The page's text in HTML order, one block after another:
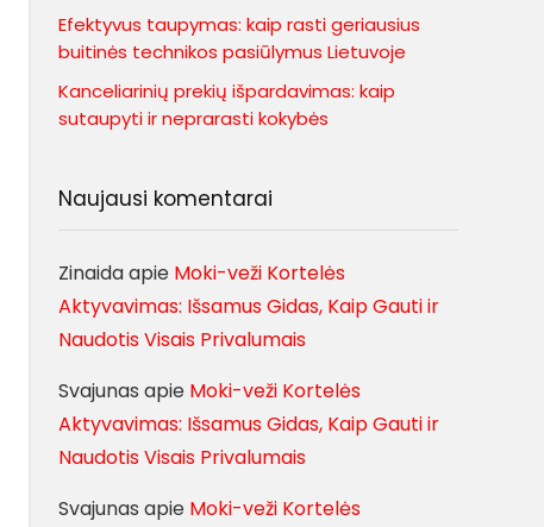
Efektyvus taupymas: kaip rasti geriausius
buitinės technikos pasiūlymus Lietuvoje
Kanceliarinių prekių išpardavimas: kaip
sutaupyti ir neprarasti kokybės
Naujausi komentarai
Zinaidaapie Moki-veži Kortelės
Aktyvavimas: Išsamus Gidas, Kaip Gauti ir
Naudotis Visais Privalumais
Svajunas apie Moki-veži Kortelės
Aktyvavimas: Išsamus Gidas, Kaip Gauti ir
Naudotis Visais Privalumais
Svajunas apie Moki-veži Kortelės